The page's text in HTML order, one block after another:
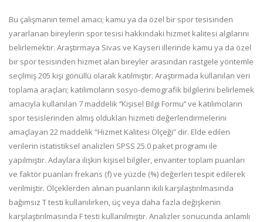
Bu çalışmanın temel amacı; kamu ya da özel bir spor tesisinden
yararlanan bireylerin spor tesisi hakkındaki hizmet kalitesi algılarını
belirlemektir. Araştırmaya Sivas ve Kayseri illerinde kamu ya da özel
bir spor tesisinden hizmet alan bireyler arasından rastgele yöntemle
seçilmiş 205 kişi gönüllü olarak katılmıştır. Araştırmada kullanılan veri
toplama araçları; katılımcıların sosyo-demografik bilgilerini belirlemek
amacıyla kullanılan 7 maddelik ‘’Kişisel Bilgi Formu’’ ve katılımcıların
spor tesislerinden almış oldukları hizmeti değerlendirmelerini
amaçlayan 22 maddelik “Hizmet Kalitesi Ölçeği” dir. Elde edilen
verilerin istatistiksel analizleri SPSS 25.0 paket programı ile
yapılmıştır. Adaylara ilişkin kişisel bilgiler, envanter toplam puanları
ve faktör puanları frekans (f) ve yüzde (%) değerleri tespit edilerek
verilmiştir. Ölçeklerden alınan puanların ikili karşılaştırılmasında
bağımsız T testi kullanılırken, üç veya daha fazla değişkenin
karşılaştırılmasında F testi kullanılmıştır. Analizler sonucunda anlamlı